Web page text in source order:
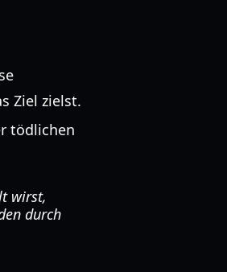
Ziel zielst.
tödlichen
wirst,
durch